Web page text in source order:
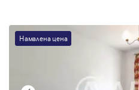
Намалена цена